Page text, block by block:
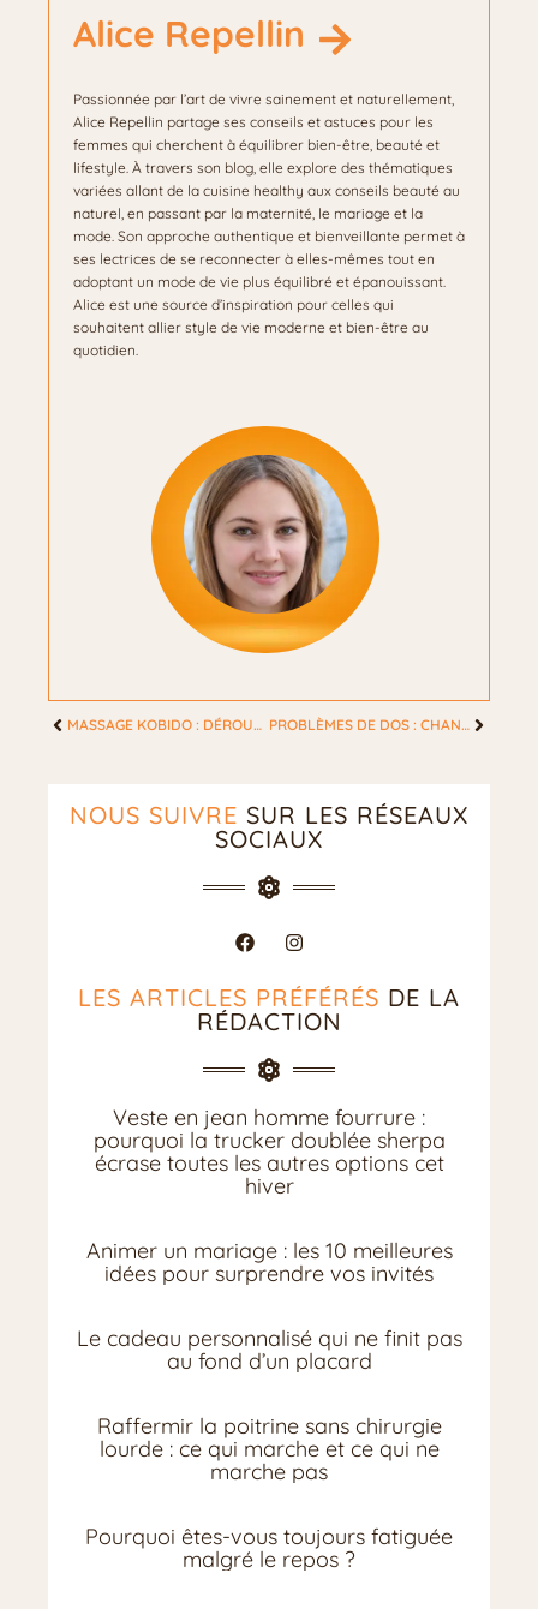
Alice Repellin
Passionnée par l’art de vivre sainement et naturellement,
Alice Repellin partage ses conseils et astuces pour les
femmes qui cherchent à équilibrer bien-être, beauté et
lifestyle. À travers son blog, elle explore des thématiques
variées allant de la cuisine healthy aux conseils beauté au
naturel, en passant par la maternité, le mariage et la
mode. Son approche authentique et bienveillante permet à
ses lectrices de se reconnecter à elles-mêmes tout en
adoptant un mode de vie plus équilibré et épanouissant.
Alice est une source d’inspiration pour celles qui
souhaitent allier style de vie moderne et bien-être au
quotidien.
MASSAGE KOBIDO : DÉROULEMENT ET BIENFAITS D’UN SOIN ANCESTRAL JAPONAIS PROBLÈMES DE DOS : CHANGEZ VOS HABITUDES DE SOMMEIL !
NOUS SUIVRE SUR LES RÉSEAUX
SOCIAUX
LES ARTICLES PRÉFÉRÉS DE LA
RÉDACTION
Veste en jean homme fourrure :
pourquoi la trucker doublée sherpa
écrase toutes les autres options cet
hiver
Animer un mariage : les 10 meilleures
idées pour surprendre vos invités
Le cadeau personnalisé qui ne finit pas
au fond d’un placard
Raffermir la poitrine sans chirurgie
lourde : ce qui marche et ce qui ne
marche pas
Pourquoi êtes-vous toujours fatiguée
malgré le repos ?